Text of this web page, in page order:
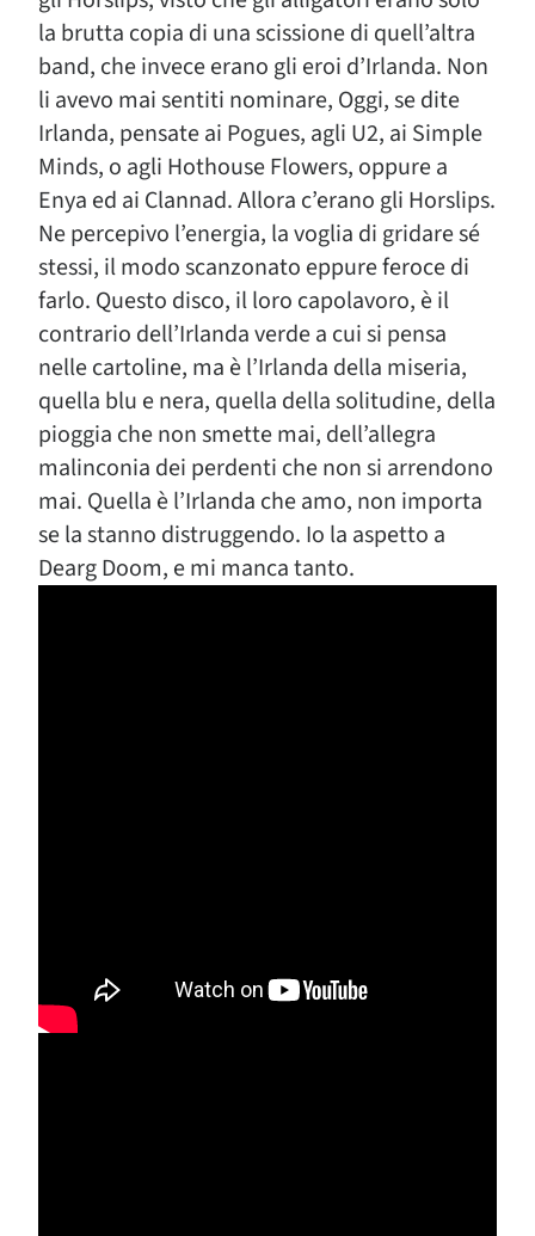
la brutta copia di una scissione di quell’altra
band, che invece erano gli eroi d’Irlanda. Non
li avevo mai sentiti nominare, Oggi, se dite
Irlanda, pensate ai Pogues, agli U2, ai Simple
Minds, o agli Hothouse Flowers, oppure a
Enya ed ai Clannad. Allora c’erano gli Horslips.
Ne percepivo l’energia, la voglia di gridare sé
stessi, il modo scanzonato eppure feroce di
farlo. Questo disco, il loro capolavoro, è il
contrario dell’Irlanda verde a cui si pensa
nelle cartoline, ma è l’Irlanda della miseria,
quella blu e nera, quella della solitudine, della
pioggia che non smette mai, dell’allegra
malinconia dei perdenti che non si arrendono
mai. Quella è l’Irlanda che amo, non importa
se la stanno distruggendo. Io la aspetto a
Dearg Doom, e mi manca tanto.